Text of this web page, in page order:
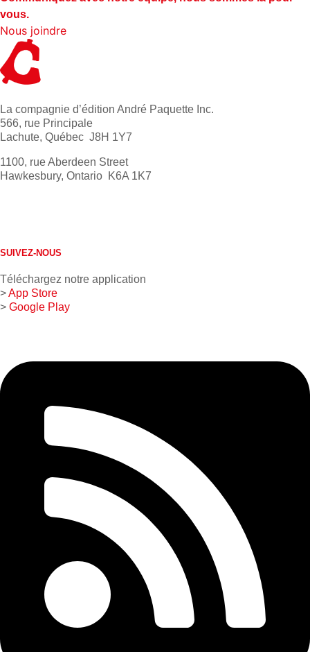
vous.
Nous joindre
La compagnie d’édition André Paquette Inc.
566, rue Principale
Lachute, Québec J8H 1Y7
1100, rue Aberdeen Street
Hawkesbury, Ontario K6A 1K7
SUIVEZ-NOUS
Téléchargez notre application
>App Store
> Google Play